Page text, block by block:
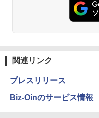
関連リンク
プレスリリース
Biz-Oinのサービス情報